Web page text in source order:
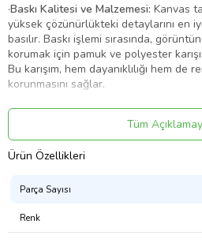
·Baskı Kalitesi ve Malzemesi: Kanvas
yüksek çözünürlükteki detaylarını en
basılır. Baskı işlemi sırasında,
korumak için pamuk ve polyester
Bu karışım, hem dayanıklılığı hem
korunmasını sağlar.
·Şase ve Yapı Dayanıklılığı:
sağlam ve sert bir şase (çerçeve)
yapısı, zamanla eğilme, bükülme
deformasyonları engeller. Ayrıca,
etkileyici ve sanatsal bir duruş sergiler.
Çerçeve İhtiyacı:
Tablolarımız,
uygun şekilde tasarlanmıştır.
Tüm
Ürün Özellikleri
Parça Sayısı
Renk